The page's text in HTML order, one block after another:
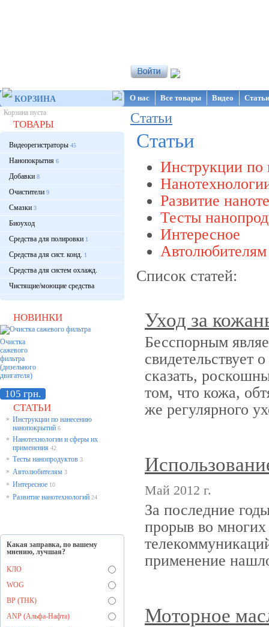
КОРЗИНА
Корзина пуста
ТОВАРЫ
Видеорегистраторы 45
Нанопокрытия 6
Добавки 8
Очистители 9
Смазки 3
Биоуход
Средства для полировки 1
Средства для сист. конд. 1
Средства для систем охлажд.
Чистящие/моющие средства
НОВИНКИ
Очистка
сажевого
фильтра
(дизельного
двигателя)
105 грн.
СТАТЬИ
* Инструкции по нанесению
нанопокрытий 6
* Нанотехнологии и сферы их
применения 42
* Тесты нанопродуктов 3
* Автолюбителям 3
* Интересное 10
* Развитие нанотехнологий 24
Какая заправка, по вашему
мнению, лучшая?
КЛО
WOG
BP (ТНК)
ANP (Альфа-Нафта)
О нас Все товары Видео
Статьи
Статьи
Инструкции по
Развитие
Тесты
Интересное
Автолюбителям
Список статей:
Уход за
Бесспорным
свидетельствует
сказать,
том, что кожа,
же регулярного
Май 2012 г.
За последние
прорыв во
применение
Моторное